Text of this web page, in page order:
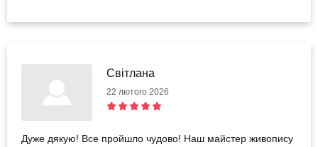
Світлана
22 лютого 2026
Дуже дякую! Все пройшло чудово! Наш майстер живопису